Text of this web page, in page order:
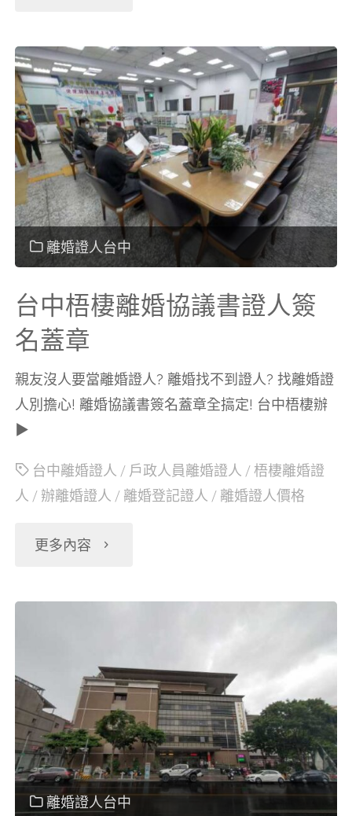
章"
龍
井
離
婚
協
證
人
名
蓋
離婚證人台中
台中梧棲離婚協議書證人簽
名蓋章
親友沒人要當離婚證人? 離婚找不到證人? 找離婚證
人別擔心! 離婚協議書簽名蓋章全搞定! 台中梧棲辦
▶
台中離婚證人 / 戶政人員離婚證人 /梧棲離婚證
人 / 辦離婚證人 / 離婚登記證人 / 離婚證人價格
更多內容 "台
棲
離
婚
協
離婚證人台中